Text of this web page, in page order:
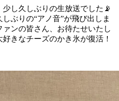
し久しぶりの生放送でした📡
ぶりの“アノ音”が飛び出しま
ンの皆さん、お待たせいたし
きなチーズのかき氷が復活！